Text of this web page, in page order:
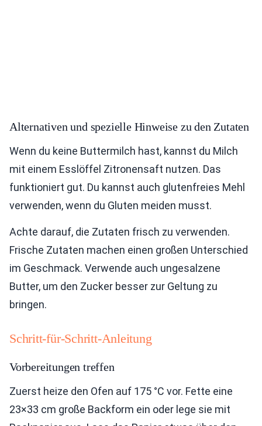
Alternativen und spezielle Hinweise zu den Zutaten
Wenn du keine Buttermilch hast, kannst du Milch
mit einem Esslöffel Zitronensaft nutzen. Das
funktioniert gut. Du kannst auch glutenfreies Mehl
verwenden, wenn du Gluten meiden musst.
Achte darauf, die Zutaten frisch zu verwenden.
Frische Zutaten machen einen großen Unterschied
im Geschmack. Verwende auch ungesalzene
Butter, um den Zucker besser zur Geltung zu
bringen.
Schritt-für-Schritt-Anleitung
Vorbereitungen treffen
Zuerst heize den Ofen auf 175 °C vor. Fette eine
23×33 cm große Backform ein oder lege sie mit